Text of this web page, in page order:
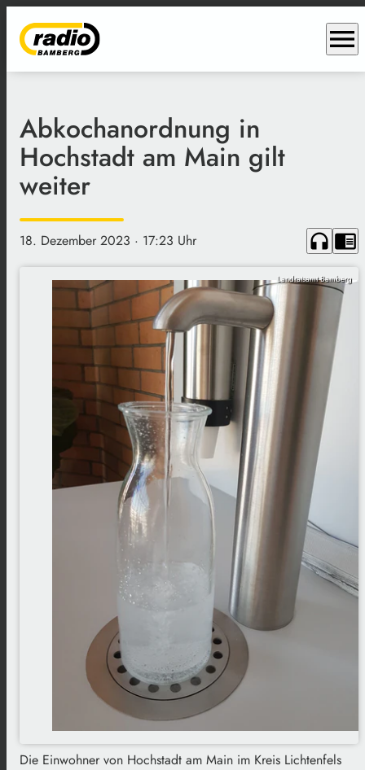
menu
Abkochanordnung in
Hochstadt am Main gilt
weiter
18. Dezember 2023 · 17:23 Uhr headphones chrome_reader_mode
Landratsamt Bamberg
Die Einwohner von Hochstadt am Main im Kreis Lichtenfels